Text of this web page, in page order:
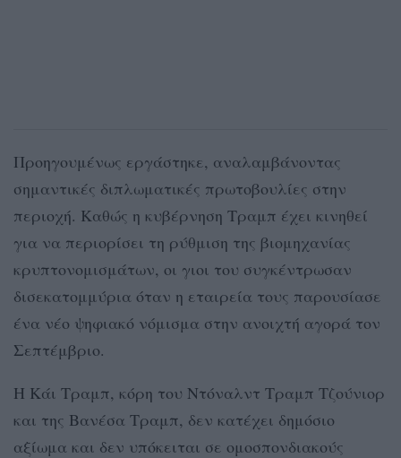
Προηγουμένως εργάστηκε, αναλαμβάνοντας
σημαντικές διπλωματικές πρωτοβουλίες στην
περιοχή. Καθώς η κυβέρνηση Τραμπ έχει κινηθεί
για να περιορίσει τη ρύθμιση της βιομηχανίας
κρυπτονομισμάτων, οι γιοι του συγκέντρωσαν
δισεκατομμύρια όταν η εταιρεία τους παρουσίασε
ένα νέο ψηφιακό νόμισμα στην ανοιχτή αγορά τον
Σεπτέμβριο.
Η Κάι Τραμπ, κόρη του Ντόναλντ Τραμπ Τζούνιορ
και της Βανέσα Τραμπ, δεν κατέχει δημόσιο
αξίωμα και δεν υπόκειται σε ομοσπονδιακούς